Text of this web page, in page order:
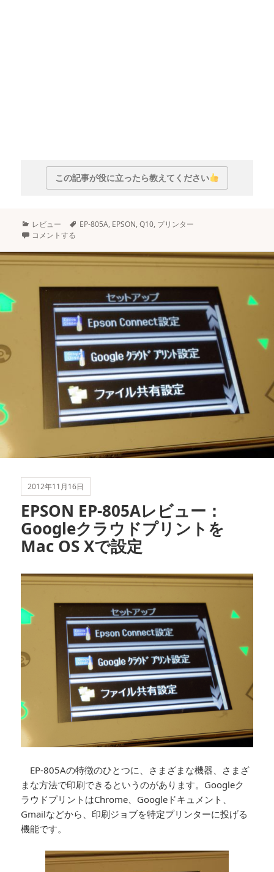
この記事が役に立ったら教えてください
カ
テ
リ
ー
レビュー
タ
EP-805A, EPSON,Q10, プリンター
コメントする
2012年11月16日
EPSON EP-805Aレビュー：
Googleクラウドプリントを
Mac OS Xで設定
EP-805Aの特徴のひとつに、さまざまな機器、さまざ
まな方法で印刷できるというのがあります。Googleク
ラウドプリントはChrome、Googleドキュメント、
Gmailなどから、印刷ジョブを特定プリンターに投げる
機能です。